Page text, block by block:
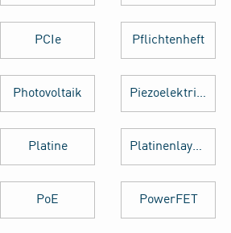
PCIe Pflichtenheft
Photovoltaik Piezoelektrischer Sensor
Platine Platinenlayout
PoE PowerFET